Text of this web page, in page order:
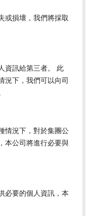
或損壞，我們將採取
資訊給第三者。 此
況下，我們可以向司
情況下，對於集團公
本公司將進行必要與
必要的個人資訊，本